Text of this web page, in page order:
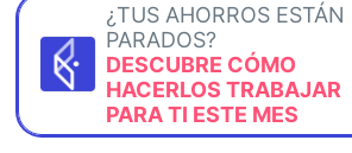
¿TUS AHORROS ESTÁN
PARADOS?
DESCUBRE CÓMO
HACERLOS TRABAJAR
PARA TI ESTE MES